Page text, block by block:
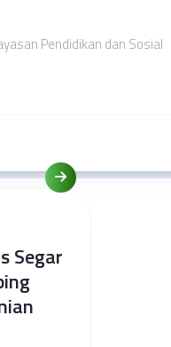
Pendidikan dan Sosial
Segar